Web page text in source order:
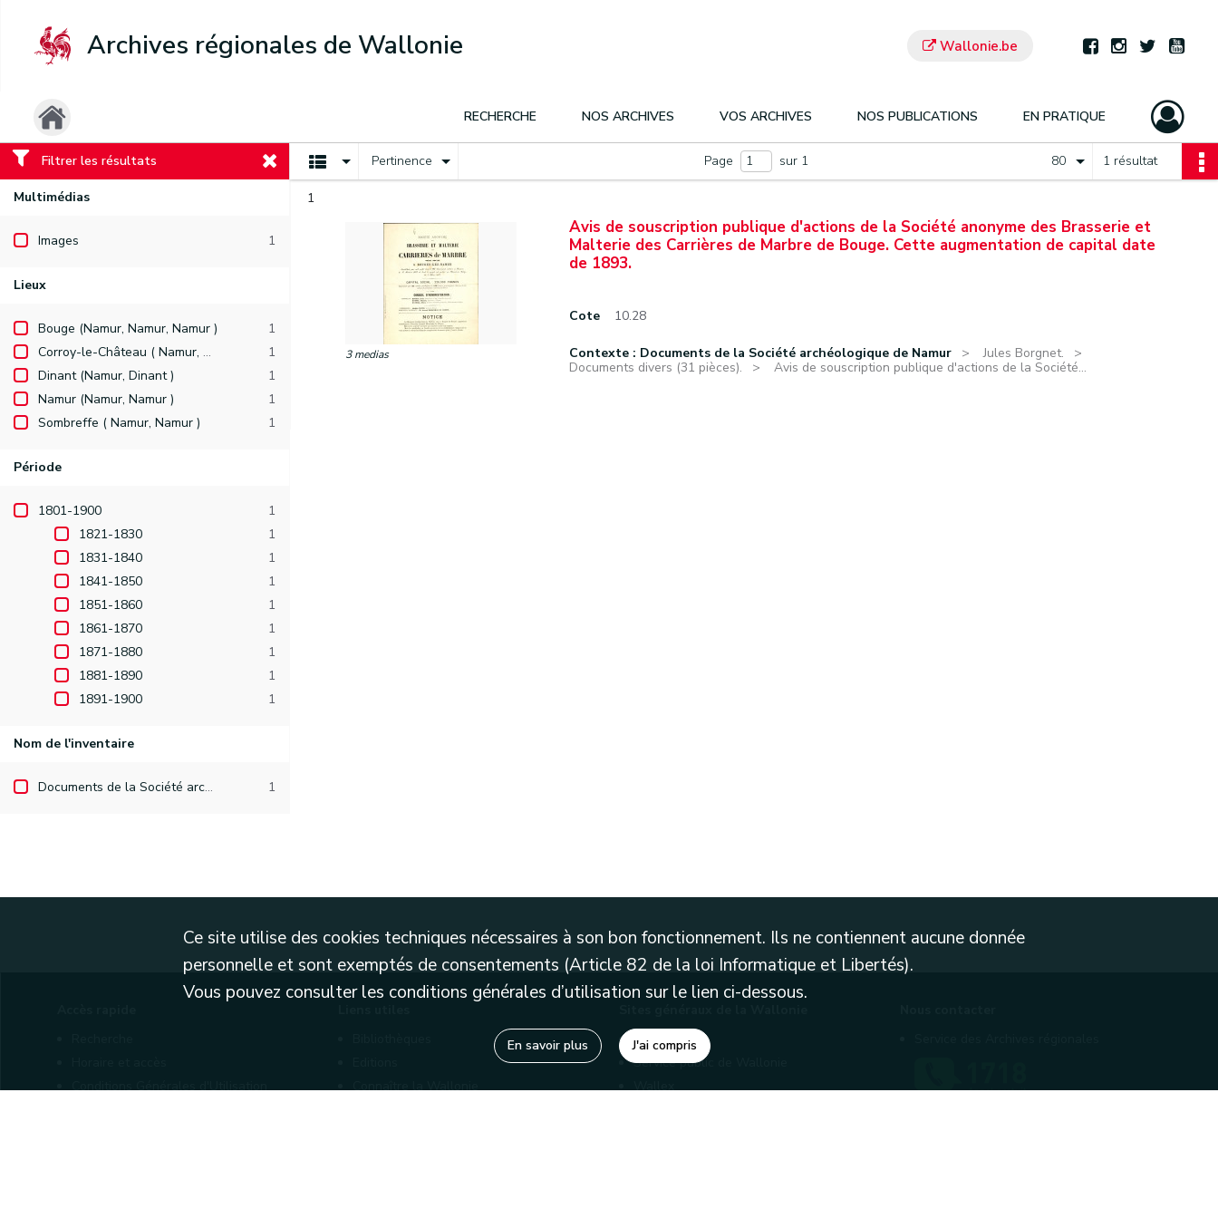
Archives régionales de Wallonie Wallonie.be
RECHERCHE NOS ARCHIVES VOS ARCHIVES NOS PUBLICATIONS EN PRATIQUE
Filtrer les résultats
Multimédias
Images 1
Lieux
Bouge (Namur, Namur, Namur )
1
Corroy-le-Château ( Namur, Namur, Gembloux )
1
Dinant (Namur, Dinant )
1
Namur (Namur, Namur )
1
Sombreffe ( Namur, Namur )
1
Période
1801-1900
1
1821-1830
1
1831-1840
1
1841-1850
1
1851-1860
1
1861-1870
1
1871-1880
1
1881-1890
1
1891-1900
1
Nom de l'inventaire
Documents de la Société archéologique de Namur 1
Pertinence Page sur 1 1 résultat
80
1
3 medias
Avis de souscription publique d'actions de la Société anonyme des Brasserie et
Malterie des Carrières de Marbre de Bouge. Cette augmentation de capital date
de 1893.
Cote 10.28
Contexte : Documents de la Société archéologique de Namur
Jules Borgnet.
Documents divers (31 pièces).
Avis de souscription publique d'actions de la Société...
Conditions Générales d'Utilisation
Connaître la Wallonie
Wallonie.be
Service public de Wallonie
Wallex
Ce site utilise des cookies techniques nécessaires à son bon fonctionnement. Ils ne contiennent aucune donnée
personnelle et sont exemptés de consentements (Article 82 de la loi Informatique et Libertés).
Vous pouvez consulter les conditions générales d’utilisation sur le lien ci-dessous.
En savoir plus J'ai compris